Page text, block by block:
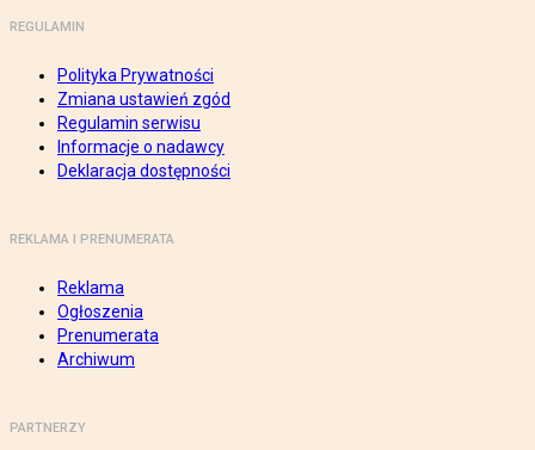
REGULAMIN
Polityka Prywatności
Zmiana ustawień zgód
Regulamin serwisu
Informacje o nadawcy
Deklaracja dostępności
REKLAMA I PRENUMERATA
Reklama
Ogłoszenia
Prenumerata
Archiwum
PARTNERZY